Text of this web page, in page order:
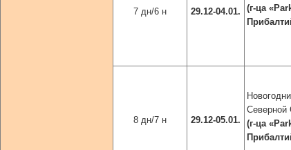
7 дн/6 н 29.12-04.01.
(г-ца «
8 дн/7 н 29.12-05.01.
Северной
(г-ца «